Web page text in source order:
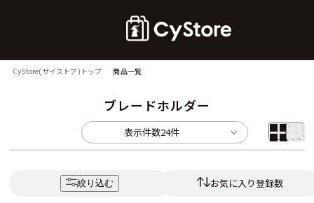
CyStore(サイストア)トップ 商品一覧
ブレードホルダー
表示件数24件
絞り込む お気に入り登録数